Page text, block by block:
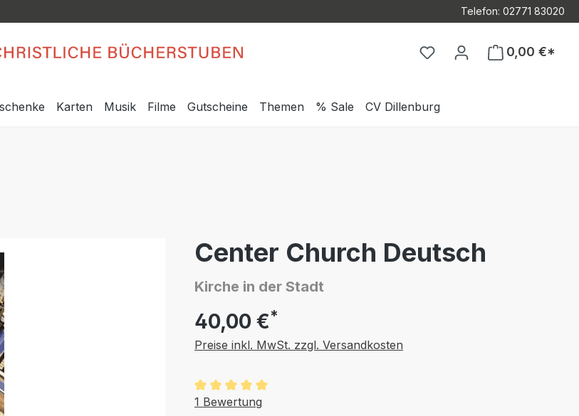
Telefon: 02771 83020
Du hast 0 Produkte auf
0,00 €*
Karten Musik Filme Gutscheine Themen % Sale CV Dillenburg
Center Church Deutsch
Kirche in der Stadt
40,00 €*
Preise inkl. MwSt. zzgl. Versandkosten
Durchschnittliche Bewertung von 5 von 5 Sternen
1 Bewertung